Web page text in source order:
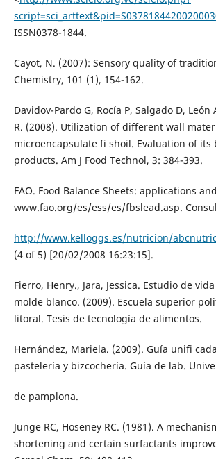
ISSN0378-1844.
Cayot, N. (2007): Sensory quality of
Chemistry, 101 (1), 154-162.
Davidov-Pardo G, Rocía P, Salgado D, León
R. (2008). Utilization of different wall
microencapsulate fi shoil. Evaluation of its
products. Am J Food Technol, 3: 384-393.
FAO. Food Balance Sheets: applications
www.fao.org/es/ess/es/fbslead.asp.
http://www.kelloggs.es/nutricion/
(4 of 5) [20/02/2008 16:23:15].
Fierro, Henry., Jara, Jessica. Estudio de
molde blanco. (2009). Escuela superior
litoral. Tesis de tecnología de alimentos.
Hernández, Mariela. (2009). Guía unifi
pastelería y bizcochería. Guía de lab.
de pamplona.
Junge RC, Hoseney RC. (1981). A
shortening and certain surfactants